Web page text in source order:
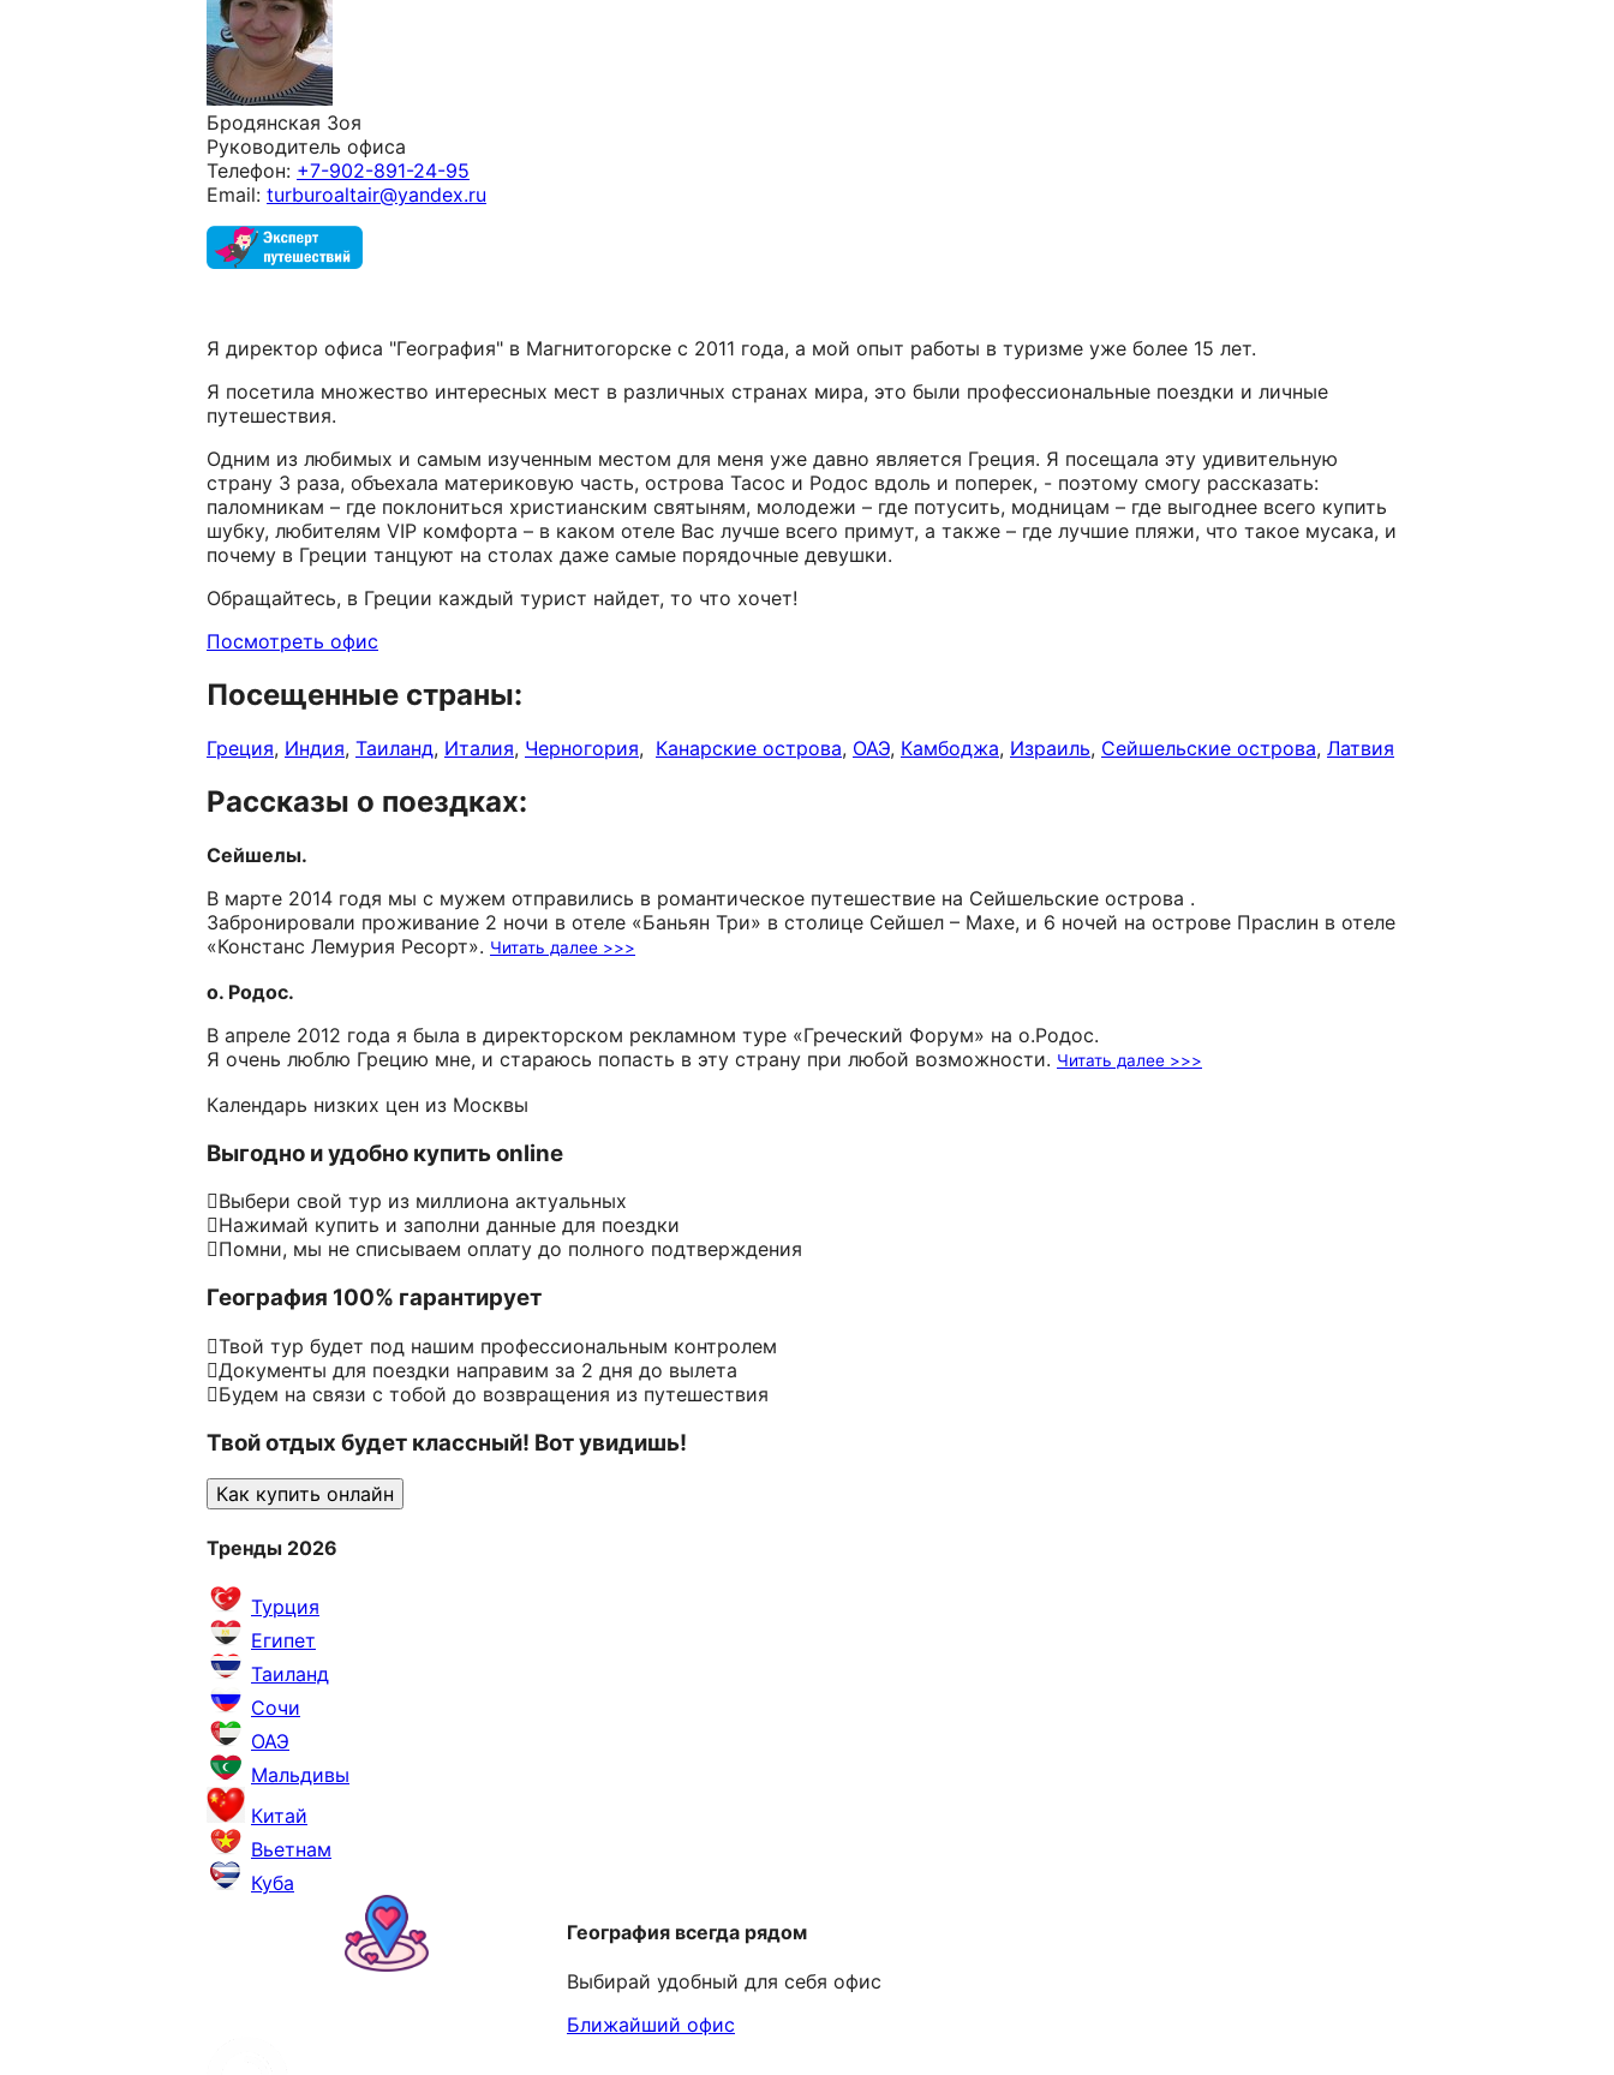
Бродянская Зоя
Руководитель офиса
Телефон: +7-902-891-24-95
Email: turburoaltair@yandex.ru
Я директор офиса "География" в Магнитогорске с 2011 года, а мой опыт работы в туризме уже более 15 лет.
Я посетила множество интересных мест в различных странах мира, это были профессиональные поездки и личные
путешествия.
Одним из любимых и самым изученным местом для меня уже давно является Греция. Я посещала эту удивительную
страну 3 раза, объехала материковую часть, острова Тасос и Родос вдоль и поперек, - поэтому смогу рассказать:
паломникам – где поклониться христианским святыням, молодежи – где потусить, модницам – где выгоднее всего купить
шубку, любителям VIP комфорта – в каком отеле Вас лучше всего примут, а также – где лучшие пляжи, что такое мусака, и
почему в Греции танцуют на столах даже самые порядочные девушки.
Обращайтесь, в Греции каждый турист найдет, то что хочет!
Посмотреть офис
Посещенные страны:
Греция, Индия, Таиланд, Италия, Черногория, Канарские острова, ОАЭ, Камбоджа, Израиль, Сейшельские острова, Латвия
Рассказы о поездках:
Сейшелы.
В марте 2014 годя мы с мужем отправились в романтическое путешествие на Сейшельские острова .
Забронировали проживание 2 ночи в отеле «Баньян Три» в столице Сейшел – Махе, и 6 ночей на острове Праслин в отеле
«Констанс Лемурия Ресорт». Читать далее >>>
о. Родос.
В апреле 2012 года я была в директорском рекламном туре «Греческий Форум» на о.Родос.
Я очень люблю Грецию мне, и стараюсь попасть в эту страну при любой возможности. Читать далее >>>
Календарь низких цен из Москвы
Выгодно и удобно купить online
Выбери свой тур из миллиона актуальных
Нажимай купить и заполни данные для поездки
Помни, мы не списываем оплату до полного подтверждения
География 100% гарантирует
Твой тур будет под нашим профессиональным контролем
Документы для поездки направим за 2 дня до вылета
Будем на связи с тобой до возвращения из путешествия
Твой отдых будет классный! Вот увидишь!
Как купить онлайн
Тренды 2026
Турция
Египет
Таиланд
Сочи
ОАЭ
Мальдивы
Китай
Вьетнам
Куба
География всегда рядом
Выбирай удобный для себя офис
Ближайший офис